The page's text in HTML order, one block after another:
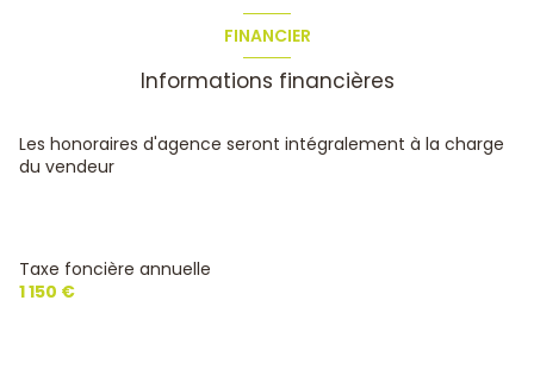
FINANCIER
Informations financières
Les honoraires d'agence seront intégralement à la charge
du vendeur
Taxe foncière annuelle
1 150 €